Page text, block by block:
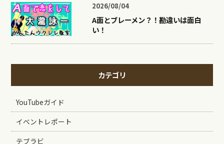
2026/08/04
A面とブレーメン？！勘違いは面白
い！
カテゴリ
YouTubeガイド
イベントレポート
テブラビ